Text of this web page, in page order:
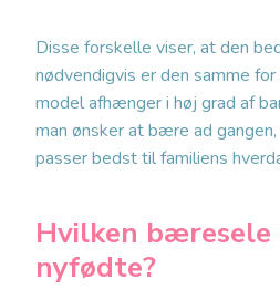
Disse forskelle viser, at den
nødvendigvis er den samme
model afhænger i høj grad af
man ønsker at bære ad
passer bedst til familiens
Hvilken
nyfødte?